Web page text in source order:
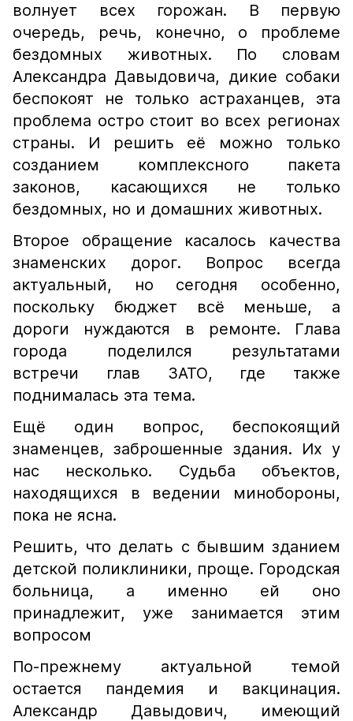
волнует всех горожан. В первую
очередь, речь, конечно, о проблеме
бездомных животных. По словам
Александра Давыдовича, дикие собаки
беспокоят не только астраханцев, эта
проблема остро стоит во всех регионах
страны. И решить её можно только
созданием комплексного пакета
законов, касающихся не только
бездомных, но и домашних животных.
Второе обращение касалось качества
знаменских дорог. Вопрос всегда
актуальный, но сегодня особенно,
поскольку бюджет всё меньше, а
дороги нуждаются в ремонте. Глава
города поделился результатами
встречи глав ЗАТО, где также
поднималась эта тема.
Ещё один вопрос, беспокоящий
знаменцев, заброшенные здания. Их у
нас несколько. Судьба объектов,
находящихся в ведении минобороны,
пока не ясна.
Решить, что делать с бывшим зданием
детской поликлиники, проще. Городская
больница, а именно ей оно
принадлежит, уже занимается этим
вопросом
По-прежнему актуальной темой
остается пандемия и вакцинация.
Александр Давыдович, имеющий